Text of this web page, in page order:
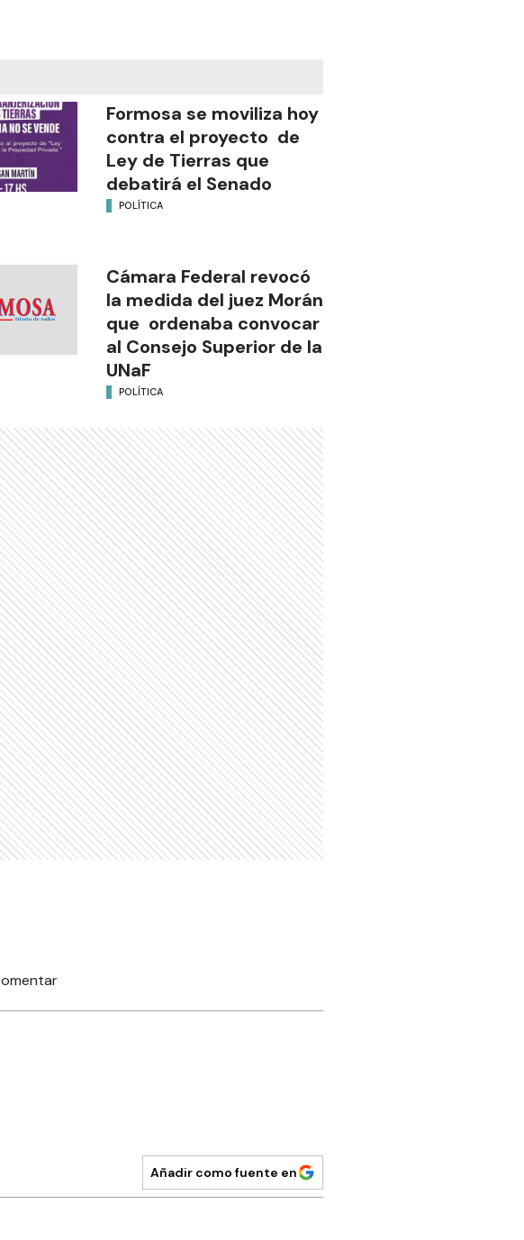
Formosa se moviliza hoy
contra el proyecto de
Ley de Tierras que
debatirá el Senado
POLÍTICA
Cámara Federal revocó
la medida del juez Morán
que ordenaba convocar
al Consejo Superior de la
UNaF
POLÍTICA
Añadir como fuente en